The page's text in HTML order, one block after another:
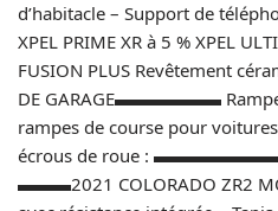
d’habitacle – Support de
XPEL PRIME XR à 5 % XPEL
FUSION PLUS Revêtement
DE GARAGE▬▬▬▬▬▬
rampes de course pour
écrous de roue :
▬▬▬2021 COLORADO ZR2